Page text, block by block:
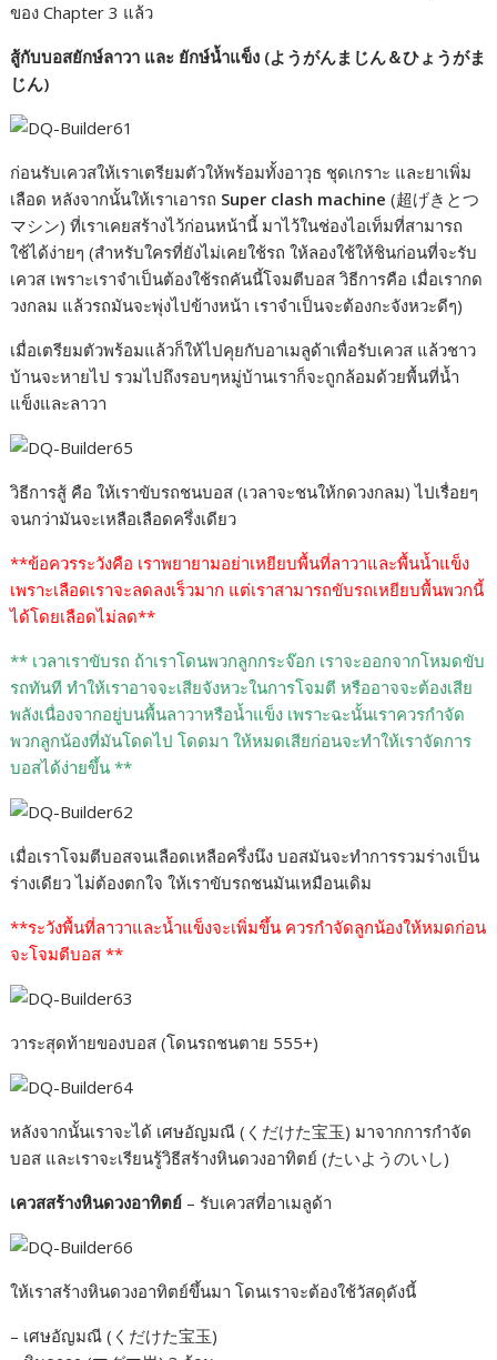
ของ Chapter 3 แล้ว
สู้กับบอสยักษ์ลาวา และ ยักษ์น้ำแข็ง (ようがんまじん＆ひょうがま
じん)
ก่อนรับเควสให้เราเตรียมตัวให้พร้อมทั้งอาวุธ ชุดเกราะ และยาเพิ่ม
เลือด หลังจากนั้นให้เราเอารถ Super clash machine (超げきとつ
マシン) ที่เราเคยสร้างไว้ก่อนหน้านี้ มาไว้ในช่องไอเท็มที่สามารถ
ใช้ได้ง่ายๆ (สำหรับใครที่ยังไม่เคยใช้รถ ให้ลองใช้ให้ชินก่อนที่จะรับ
เควส เพราะเราจำเป็นต้องใช้รถคันนี้โจมตีบอส วิธีการคือ เมื่อเรากด
วงกลม แล้วรถมันจะพุ่งไปข้างหน้า เราจำเป็นจะต้องกะจังหวะดีๆ)
เมื่อเตรียมตัวพร้อมแล้วก็ให้ไปคุยกับอาเมลูด้าเพื่อรับเควส แล้วชาว
บ้านจะหายไป รวมไปถึงรอบๆหมู่บ้านเราก็จะถูกล้อมด้วยพื้นที่น้ำ
แข็งและลาวา
วิธีการสู้ คือ ให้เราขับรถชนบอส (เวลาจะชนให้กดวงกลม) ไปเรื่อยๆ
จนกว่ามันจะเหลือเลือดครึ่งเดียว
**ข้อควรระวังคือ เราพยายามอย่าเหยียบพื้นที่ลาวาและพื้นน้ำแข็ง
เพราะเลือดเราจะลดลงเร็วมาก แต่เราสามารถขับรถเหยียบพื้นพวกนี้
ได้โดยเลือดไม่ลด**
** เวลาเราขับรถ ถ้าเราโดนพวกลูกกระจ๊อก เราจะออกจากโหมดขับ
รถทันที ทำให้เราอาจจะเสียจังหวะในการโจมตี หรืออาจจะต้องเสีย
พลังเนื่องจากอยู่บนพื้นลาวาหรือน้ำแข็ง เพราะฉะนั้นเราควรกำจัด
พวกลูกน้องที่มันโดดไป โดดมา ให้หมดเสียก่อนจะทำให้เราจัดการ
บอสได้ง่ายขึ้น **
เมื่อเราโจมตีบอสจนเลือดเหลือครึ่งนึง บอสมันจะทำการรวมร่างเป็น
ร่างเดียว ไม่ต้องตกใจ ให้เราขับรถชนมันเหมือนเดิม
**ระวังพื้นที่ลาวาและน้ำแข็งจะเพิ่มขึ้น ควรกำจัดลูกน้องให้หมดก่อน
จะโจมตีบอส **
วาระสุดท้ายของบอส (โดนรถชนตาย 555+)
หลังจากนั้นเราจะได้ เศษอัญมณี (くだけた宝玉) มาจากการกำจัด
บอส และเราจะเรียนรู้วิธีสร้างหินดวงอาทิตย์ (たいようのいし)
เควสสร้างหินดวงอาทิตย์ – รับเควสที่อาเมลูด้า
ให้เราสร้างหินดวงอาทิตย์ขึ้นมา โดนเราจะต้องใช้วัสดุดังนี้
– เศษอัญมณี (くだけた宝玉)